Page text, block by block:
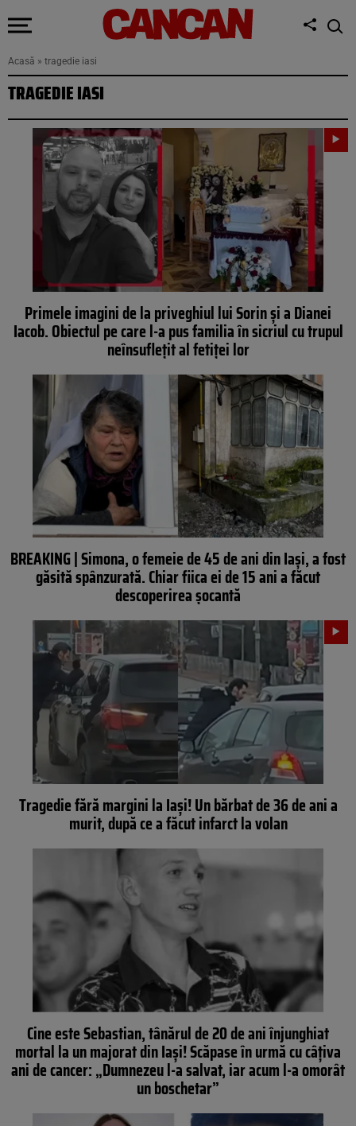
Acasă » tragedie iasi
TRAGEDIE IASI
Primele imagini de la priveghiul lui Sorin și a Dianei
Iacob. Obiectul pe care l-a pus familia în sicriul cu trupul
neînsuflețit al fetiței lor
BREAKING | Simona, o femeie de 45 de ani din Iași, a fost
găsită spânzurată. Chiar fiica ei de 15 ani a făcut
descoperirea șocantă
Tragedie fără margini la Iași! Un bărbat de 36 de ani a
murit, după ce a făcut infarct la volan
Cine este Sebastian, tânărul de 20 de ani înjunghiat
mortal la un majorat din Iași! Scăpase în urmă cu câţiva
ani de cancer: „Dumnezeu l-a salvat, iar acum l-a omorât
un boschetar”